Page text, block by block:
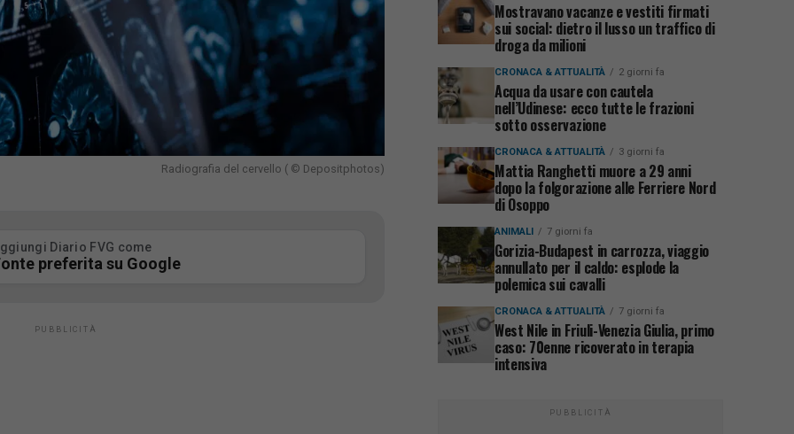
Radiografia del cervello ( © Depositphotos)
Diario FVG come
preferita su Google
Mostravano vacanze e vestiti firmati
sui social: dietro il lusso un traffico di
droga da milioni
CRONACA & ATTUALITÀ 2 giorni fa
Acqua da usare con cautela
nell’Udinese: ecco tutte le frazioni
sotto osservazione
CRONACA & ATTUALITÀ 3 giorni fa
Mattia Ranghetti muore a 29 anni
dopo la folgorazione alle Ferriere Nord
di Osoppo
ANIMALI 7 giorni fa
Gorizia-Budapest in carrozza, viaggio
annullato per il caldo: esplode la
polemica sui cavalli
CRONACA & ATTUALITÀ 7 giorni fa
West Nile in Friuli-Venezia Giulia, primo
caso: 70enne ricoverato in terapia
intensiva
PUBBLICITÀ